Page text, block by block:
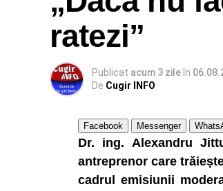
ratezi”
Publicat acum 3 zileîn
De Cugir INFO
Facebook Messenger
Dr. ing. Alexandru
antreprenor care
cadrul emisiunii